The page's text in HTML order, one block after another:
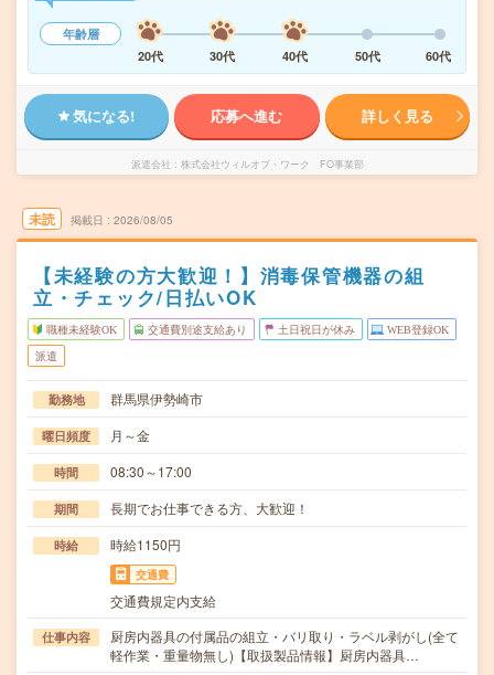
年齢層
20代
30代 40代 50代 60代
気になる! 応募へ進む 詳しく見る
派遣会社 株式会社ウィルオブ・ワーク FO事業部
未読 掲載日 2026/08/05
【未経験の方大歓迎！】消毒保管機器の組
立・チェック/日払いOK
職種未経験OK 交通費別途支給あり 土日祝日が休み WEB登録OK
派遣
勤務地 群馬県伊勢崎市
曜日頻度 月～金
時間 08:30～17:00
期間 長期でお仕事できる方、大歓迎！
時給 時給1150円
交通費
交通費規定内支給
仕事内容
厨房内器具の付属品の組立・バリ取り・ラベル剥がし(全て
軽作業・重量物無し)【取扱製品情報】厨房内器具…